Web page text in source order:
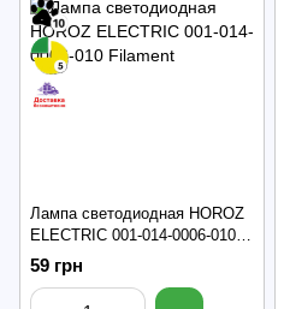
Лампа светодиодная HOROZ
ELECTRIC 001-014-0006-010
Filament
59 грн